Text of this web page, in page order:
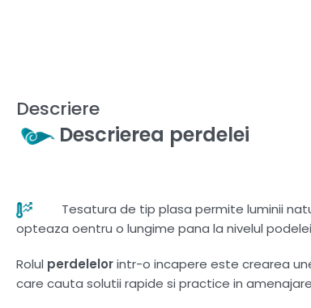
Descriere
Descrierea perdelei
Tesatura de tip plasa permite luminii
opteaza oentru o lungime pana la nivelul
Rolul perdelelorintr-o incapere este crearea
care cauta solutii rapide si practice in